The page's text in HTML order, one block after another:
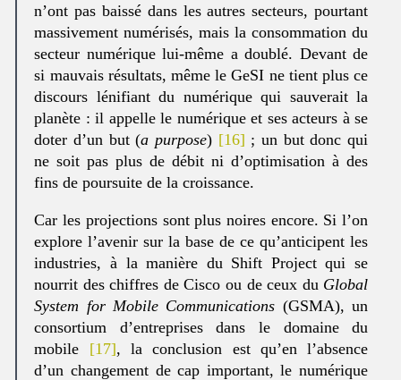
n’ont pas baissé dans les autres secteurs, pourtant
massivement numérisés, mais la consommation du
secteur numérique lui-même a doublé. Devant de
si mauvais résultats, même le GeSI ne tient plus ce
discours lénifiant du numérique qui sauverait la
planète : il appelle le numérique et ses acteurs à se
doter d’un but (a purpose) [16] ; un but donc qui
ne soit pas plus de débit ni d’optimisation à des
fins de poursuite de la croissance.
Car les projections sont plus noires encore. Si l’on
explore l’avenir sur la base de ce qu’anticipent les
industries, à la manière du Shift Project qui se
nourrit des chiffres de Cisco ou de ceux du Global
System for Mobile Communications (GSMA), un
consortium d’entreprises dans le domaine du
mobile [17], la conclusion est qu’en l’absence
d’un changement de cap important, le numérique